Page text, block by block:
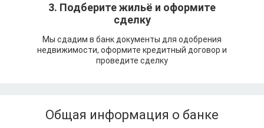
3. Подберите жильё и оформите
сделку
Мы сдадим в банк документы для одобрения
недвижимости, оформите кредитный договор и
проведите сделку
Общая информация о банке